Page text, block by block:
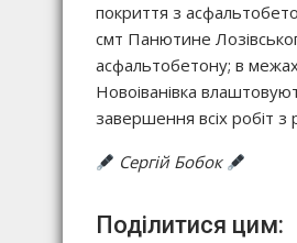
покриття з
смт Панютине
асфальтобетону; в межах
Новоіванівка
завершення всіх робіт з
Сергій Бобок
Поділитися цим: